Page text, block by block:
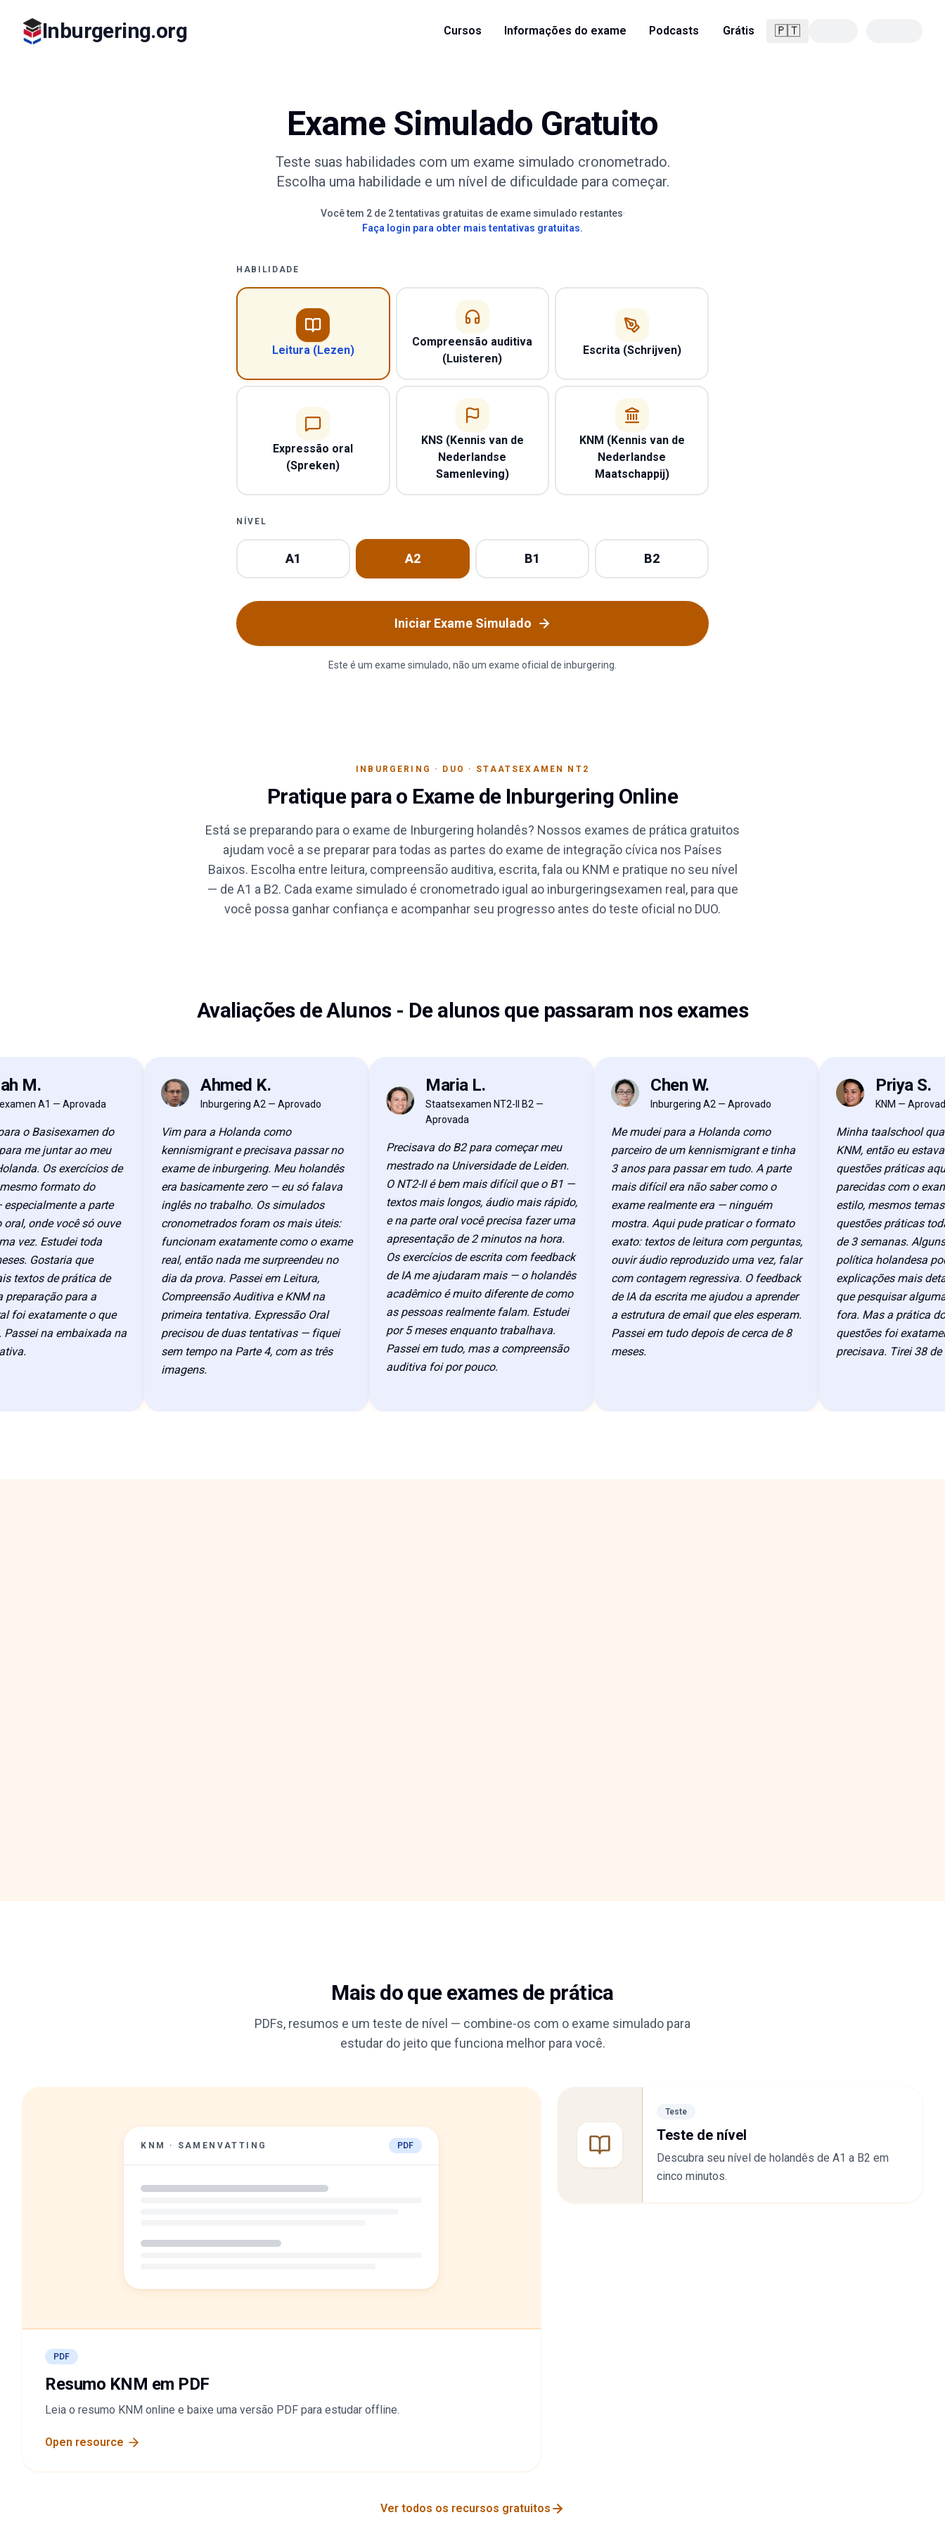
Inburgering.org Cursos Informações do exame Podcasts Grátis 🇵🇹Português
Exame Simulado Gratuito
Teste suas habilidades com um exame simulado cronometrado.
Escolha uma habilidade e um nível de dificuldade para começar.
Você tem 2 de 2 tentativas gratuitas de exame simulado restantes·
Faça login para obter mais tentativas gratuitas.
HABILIDADE
Leitura (Lezen)
Compreensão auditiva
(Luisteren)
Escrita (Schrijven)
Expressão oral
(Spreken)
KNS (Kennis van de
Nederlandse
Samenleving)
KNM (Kennis van de
Nederlandse
Maatschappij)
NÍVEL
A1 A2 B1 B2
Iniciar Exame Simulado
Este é um exame simulado, não um exame oficial de inburgering.
INBURGERING · DUO · STAATSEXAMEN NT2
Pratique para o Exame de Inburgering Online
Está se preparando para o exame de Inburgering holandês? Nossos exames de prática gratuitos
ajudam você a se preparar para todas as partes do exame de integração cívica nos Países
Baixos. Escolha entre leitura, compreensão auditiva, escrita, fala ou KNM e pratique no seu nível
— de A1 a B2. Cada exame simulado é cronometrado igual ao inburgeringsexamen real, para que
você possa ganhar confiança e acompanhar seu progresso antes do teste oficial no DUO.
Avaliações de Alunos- De alunos que passaram nos exames
M.
A1 — Aprovada
o Basisexamen do
me juntar ao meu
Os exercícios de
formato do
a parte
onde você só ouve
Estudei toda
Gostaria que
de prática de
para a
exatamente o que
na embaixada na
AK Ahmed K.
Inburgering A2 — Aprovado
Vim para a Holanda como
kennismigrant e precisava passar no
exame de inburgering. Meu holandês
era basicamente zero — eu só falava
inglês no trabalho. Os simulados
cronometrados foram os mais úteis:
funcionam exatamente como o exame
real, então nada me surpreendeu no
dia da prova. Passei em Leitura,
Compreensão Auditiva e KNM na
primeira tentativa. Expressão Oral
precisou de duas tentativas — fiquei
sem tempo na Parte 4, com as três
imagens.
ML
Maria L.
Staatsexamen NT2-II B2 —
Aprovada
Precisava do B2 para começar meu
mestrado na Universidade de Leiden.
O NT2-II é bem mais difícil que o B1 —
textos mais longos, áudio mais rápido,
e na parte oral você precisa fazer uma
apresentação de 2 minutos na hora.
Os exercícios de escrita com feedback
de IA me ajudaram mais — o holandês
acadêmico é muito diferente de como
as pessoas realmente falam. Estudei
por 5 meses enquanto trabalhava.
Passei em tudo, mas a compreensão
auditiva foi por pouco.
CW Chen W.
Inburgering A2 — Aprovado
Me mudei para a Holanda como
parceiro de um kennismigrant e tinha
3 anos para passar em tudo. A parte
mais difícil era não saber como o
exame realmente era — ninguém
mostra. Aqui pude praticar o formato
exato: textos de leitura com perguntas,
ouvir áudio reproduzido uma vez, falar
com contagem regressiva. O feedback
de IA da escrita me ajudou a aprender
a estrutura de email que eles esperam.
Passei em tudo depois de cerca de 8
meses.
PS Priya S.
KNM — Aprovada
Minha taalschool quase
KNM, então eu estava
questões práticas aqui
parecidas com o exame
estilo, mesmos temas.
questões práticas toda
de 3 semanas. Alguns
política holandesa
explicações mais
que pesquisar algumas
fora. Mas a prática do
questões foi
precisava. Tirei 38 de 40.
Mais do que exames de prática
PDFs, resumos e um teste de nível — combine-os com o exame simulado para
estudar do jeito que funciona melhor para você.
KNM · SAMENVATTING PDF
PDF
Resumo KNM em PDF
Leia o resumo KNM online e baixe uma versão PDF para estudar offline.
Open resource
Teste
Teste de nível
Descubra seu nível de holandês de A1 a B2 em
cinco minutos.
Ver todos os recursos gratuitos